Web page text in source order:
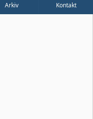
Arkiv Kontakt